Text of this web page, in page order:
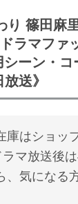
り 篠田麻
ラマファ
ーン・コ
送》
庫はショッ
マ放送後は
、気になる